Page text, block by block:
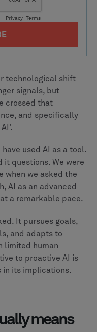
technological shift
signals, but
crossed that
and specifically
used AI as a tool.
it questions. We were
when we asked the
AI as an advanced
a remarkable pace.
It pursues goals,
and adapts to
limited human
to proactive AI is
in its implications.
means